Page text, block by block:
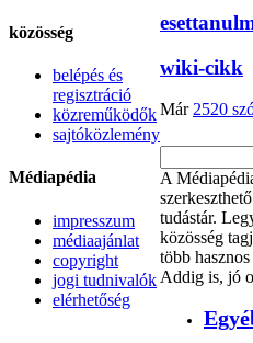
közösség
belépés és
regisztráció
közreműködők
sajtóközlemény
Médiapédia
impresszum
médiaajánlat
copyright
jogi tudnivalók
elérhetőség
wiki-cikk
Már 2520
A
tudástár.
közösség
több
Addig is, jó